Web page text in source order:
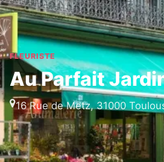
FLEURISTE
Au Parfait
16 Rue de Metz, 31000